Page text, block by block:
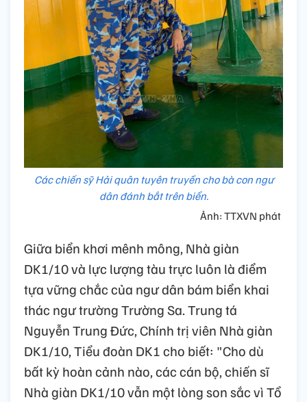
Các chiến sỹ Hải quân tuyên truyền cho bà con ngư
dân đánh bắt trên biển.
Ảnh: TTXVN phát
Giữa biển khơi mênh mông, Nhà giàn
DK1/10 và lực lượng tàu trực luôn là điểm
tựa vững chắc của ngư dân bám biển khai
thác ngư trường Trường Sa. Trung tá
Nguyễn Trung Đức, Chính trị viên Nhà giàn
DK1/10, Tiểu đoàn DK1 cho biết: "Cho dù
bất kỳ hoàn cảnh nào, các cán bộ, chiến sĩ
Nhà giàn DK1/10 vẫn một lòng son sắc vì Tổ